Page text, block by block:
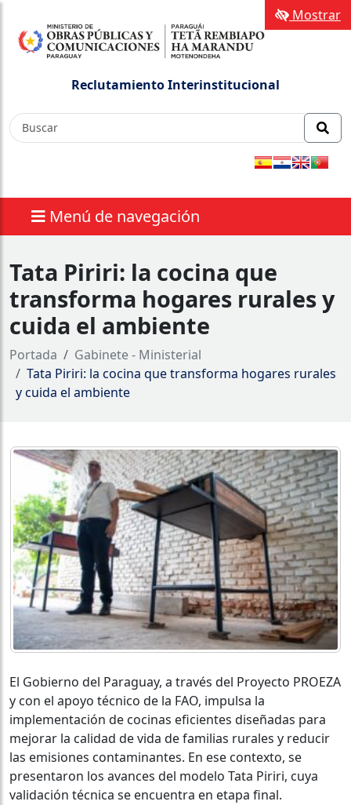
Reclutamiento Interinstitucional
Menú de navegación
Mostrar
Tata Piriri: la cocina que
transforma hogares rurales y
cuida el ambiente
Portada
Gabinete - Ministerial
Tata Piriri: la cocina que transforma hogares rurales
y cuida el ambiente
El Gobierno del Paraguay, a través del Proyecto PROEZA
y con el apoyo técnico de la FAO, impulsa la
implementación de cocinas eficientes diseñadas para
mejorar la calidad de vida de familias rurales y reducir
las emisiones contaminantes. En ese contexto, se
presentaron los avances del modelo Tata Piriri, cuya
validación técnica se encuentra en etapa final.